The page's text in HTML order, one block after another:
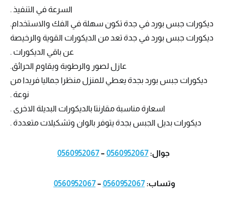
السرعة في التنفيذ .
ديكورات جبس بورد في جدة تكون سهلة في الفك والاستخدام.
ديكورات جبس بورد في جدة تعد من الديكورات القوية والرخيصة
عن باقي الديكورات .
عازل لصور والرطوبة ويقاوم الحرائق.
ديكورات جبس بورد بجدة يعطي للمنزل منظرا جماليا فريدا من
نوعة .
اسعارة مناسبة مقارنتا بالديكورات البديلة الاخرى .
ديكورات بديل الجبس بجدة يتوفر بالوان وتشكيلات متعددة .
جوال: 0560952067
–
0560952067
وتساب:0560952067
–
0560952067